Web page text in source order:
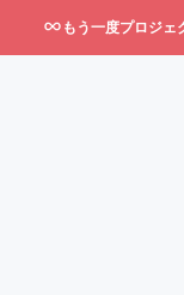
もう一度プロジ